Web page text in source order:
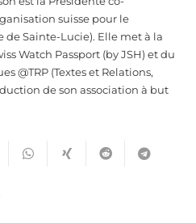
suisse pour le
Sainte-Lucie). Elle met à la
Watch Passport (by JSH) et du
@TRP (Textes et Relations,
de son association à but